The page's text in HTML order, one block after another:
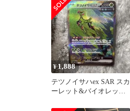
¥1,888
テツノイサハex SAR スカ
ーレット&バイオレット